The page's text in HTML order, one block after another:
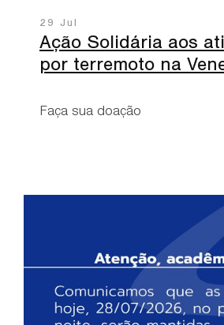
29 Jul
Ação Solidária aos
por terremoto na
Faça sua doação